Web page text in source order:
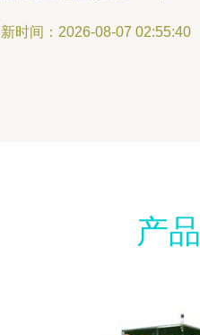
时间：2026-08-07 02:55:40
产